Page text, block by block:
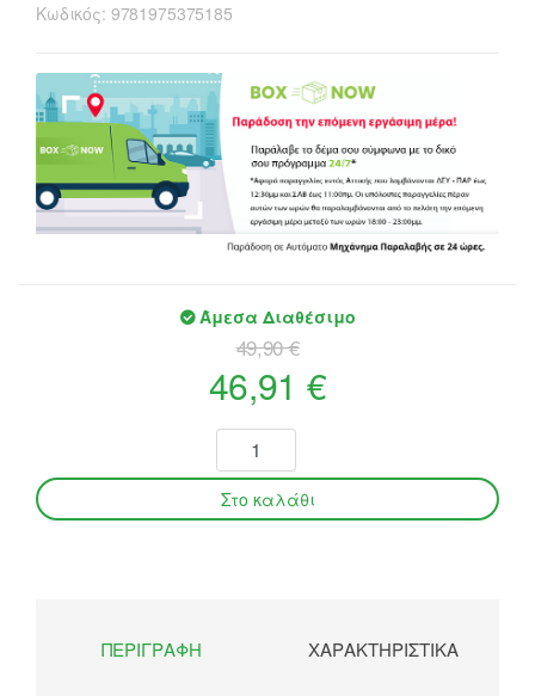
Κωδικός: 9781975375185
Άμεσα Διαθέσιμο
49,90 €
46,91 €
ΠΕΡΙΓΡΑΦΉ ΧΑΡΑΚΤΗΡΙΣΤΙΚΆ